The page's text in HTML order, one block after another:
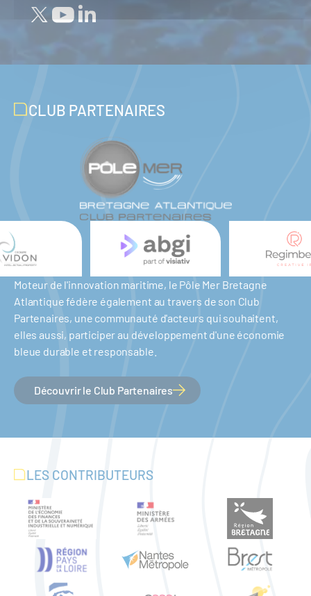
CLUB PARTENAIRES
Moteur de l'innovation maritime, le Pôle Mer Bretagne
Atlantique fédère également au travers de son Club
Partenaires, une communauté d'acteurs qui souhaitent,
elles aussi, participer au développement d'une économie
bleue durable et responsable.
Découvrir le Club Partenaires
LES CONTRIBUTEURS